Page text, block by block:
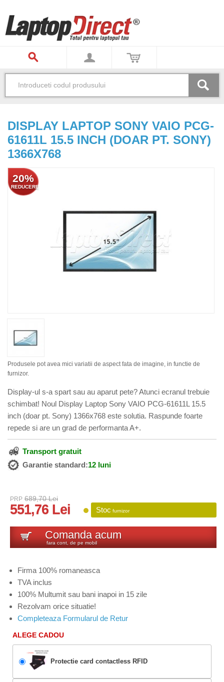
DISPLAY LAPTOP SONY VAIO PCG-
61611L 15.5 INCH (DOAR PT. SONY)
1366X768
20%
REDUCERE
Produsele pot avea mici variatii de aspect fata de imagine, in functie de
furnizor.
Display-ul s-a spart sau au aparut pete? Atunci ecranul trebuie
schimbat! Noul Display Laptop Sony VAIO PCG-61611L 15.5
inch (doar pt. Sony) 1366x768 este solutia. Raspunde foarte
repede si are un grad de performanta A+.
Transport gratuit
Garantie standard:12 luni
PRP 689,70 Lei
551,76 Lei Stoc furnizor
Comanda acum
fara cont, de pe mobil
Firma 100% romaneasca
TVA inclus
100% Multumit sau bani inapoi in 15 zile
Rezolvam orice situatie!
Completeaza Formularul de Retur
ALEGE CADOU
Protectie card contactless RFID